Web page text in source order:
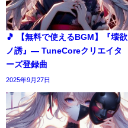
🎵 【無料で使えるBGM】『壊欲
ノ誘』― TuneCoreクリエイタ
ーズ登録曲
2025年9月27日